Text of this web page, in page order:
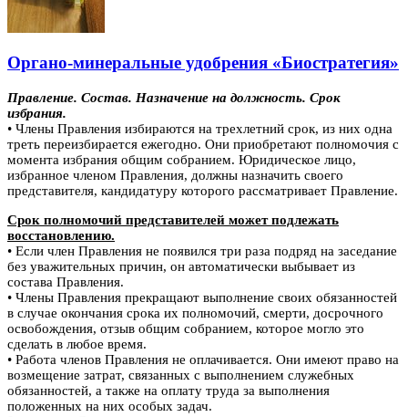
Органо-минеральные удобрения «Биостратегия»
Правление. Состав. Назначение на должность. Срок
избрания.
• Члены Правления избираются на трехлетний срок, из них одна
треть переизбирается ежегодно. Они приобретают полномочия с
момента избрания общим собранием. Юридическое лицо,
избранное членом Правления, должны назначить своего
представителя, кандидатуру которого рассматривает Правление.
Срок полномочий представителей может подлежать
восстановлению.
• Если член Правления не появился три раза подряд на заседание
без уважительных причин, он автоматически выбывает из
состава Правления.
• Члены Правления прекращают выполнение своих обязанностей
в случае окончания срока их полномочий, смерти, досрочного
освобождения, отзыв общим собранием, которое могло это
сделать в любое время.
• Работа членов Правления не оплачивается. Они имеют право на
возмещение затрат, связанных с выполнением служебных
обязанностей, а также на оплату труда за выполнения
положенных на них особых задач.